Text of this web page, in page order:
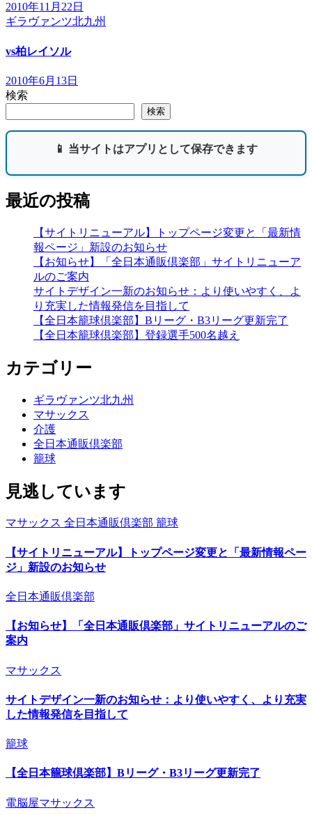
2010年11月22日
ギラヴァンツ北九州
vs柏レイソル
2010年6月13日
検索
検索
📱 当サイトはアプリとして保存できます
最近の投稿
【サイトリニューアル】トップページ変更と「最新情
報ページ」新設のお知らせ
【お知らせ】「全日本通販倶楽部」サイトリニューア
ルのご案内
サイトデザイン一新のお知らせ：より使いやすく、よ
り充実した情報発信を目指して
【全日本籠球倶楽部】Bリーグ・B3リーグ更新完了
【全日本籠球倶楽部】登録選手500名越え
カテゴリー
ギラヴァンツ北九州
マサックス
介護
全日本通販倶楽部
籠球
見逃しています
マサックス 全日本通販倶楽部 籠球
【サイトリニューアル】トップページ変更と「最新情報ペー
ジ」新設のお知らせ
全日本通販倶楽部
【お知らせ】「全日本通販倶楽部」サイトリニューアルのご
案内
マサックス
サイトデザイン一新のお知らせ：より使いやすく、より充実
した情報発信を目指して
籠球
【全日本籠球倶楽部】Bリーグ・B3リーグ更新完了
電脳屋マサックス